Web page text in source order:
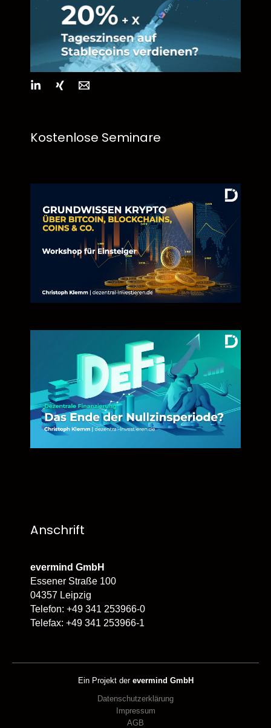
Kostenlose Seminare
Anschrift
evermind GmbH
Essener Straße 100
04357 Leipzig
Telefon: +49 341 253966-0
Telefax: +49 341 253966-1
Ein Projekt der evermind GmbH
Datenschutzerklärung
Impressum
AGB